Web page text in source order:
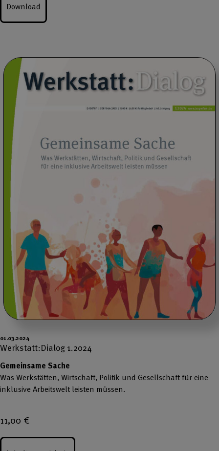
Download
01.03.2024
Werkstatt:Dialog 1.2024
Gemeinsame Sache
Was Werkstätten, Wirtschaft, Politik und Gesellschaft für eine
inklusive Arbeitswelt leisten müssen.
11,00 €